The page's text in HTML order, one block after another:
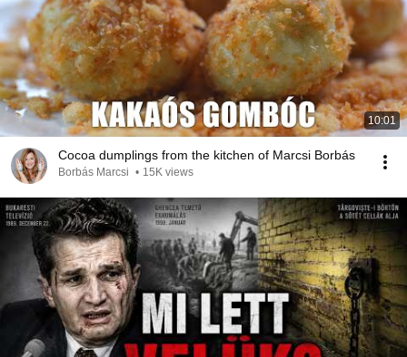
10:01
Cocoa dumplings from the kitchen of Marcsi Borbás
Borbás Marcsi • 15K views